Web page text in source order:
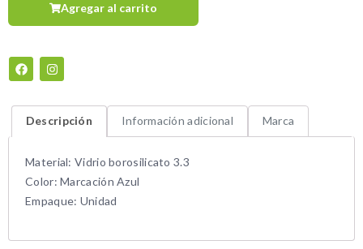
Agregar al carrito
Descripción Información adicional Marca
Material: Vidrio borosilicato 3.3
Color: Marcación Azul
Empaque: Unidad